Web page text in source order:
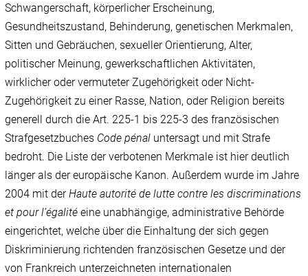
Schwangerschaft, körperlicher Erscheinung,
Gesundheitszustand, Behinderung, genetischen Merkmalen,
Sitten und Gebräuchen, sexueller Orientierung, Alter,
politischer Meinung, gewerkschaftlichen Aktivitäten,
wirklicher oder vermuteter Zugehörigkeit oder Nicht-
Zugehörigkeit zu einer Rasse, Nation, oder Religion bereits
generell durch die Art. 225-1 bis 225-3 des französischen
Strafgesetzbuches Code pénal untersagt und mit Strafe
bedroht. Die Liste der verbotenen Merkmale ist hier deutlich
länger als der europäische Kanon. Außerdem wurde im Jahre
2004 mit derHaute autorité de lutte contre les discriminations
et pour l’égalitéeine unabhängige, administrative Behörde
eingerichtet, welche über die Einhaltung der sich gegen
Diskriminierung richtenden französischen Gesetze und der
von Frankreich unterzeichneten internationalen